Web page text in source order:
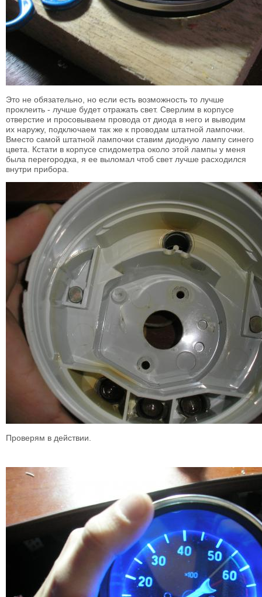
Это не обязательно, но если есть возможность то лучше
проклеить - лучше будет отражать свет. Сверлим в корпусе
отверстие и просовываем провода от диода в него и выводим
их наружу, подключаем так же к проводам штатной лампочки.
Вместо самой штатной лампочки ставим диодную лампу синего
цвета. Кстати в корпусе спидометра около этой лампы у меня
была перегородка, я ее выломал чтоб свет лучше расходился
внутри прибора.
Проверям в действии.